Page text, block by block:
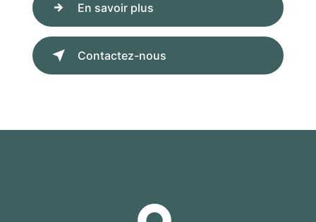
En savoir plus
Contactez-nous